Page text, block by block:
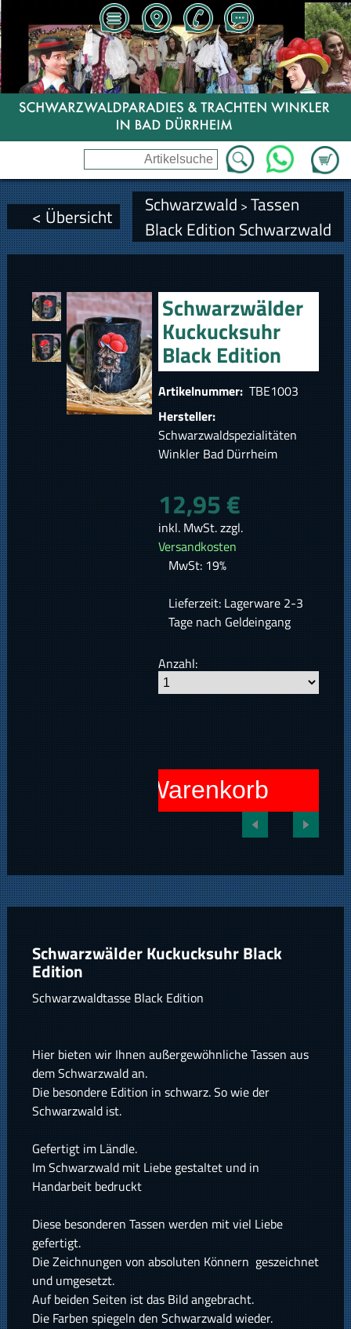
Zum
WhatsApp
< Übersicht Schwarzwald > Tassen
Black Edition Schwarzwald
Schwarzwälder
Kuckucksuhr
Black Edition
Artikelnummer: TBE1003
Hersteller:
Schwarzwaldspezialitäten
Winkler Bad Dürrheim
12,95 €
inkl. MwSt. zzgl.
Versandkosten
MwSt: 19%
Lieferzeit: Lagerware 2-3
Tage nach Geldeingang
Anzahl:
In den Warenkorb
Schwarzwälder Kuckucksuhr Black
Edition
Schwarzwaldtasse Black Edition
Hier bieten wir Ihnen außergewöhnliche Tassen aus
dem Schwarzwald an.
Die besondere Edition in schwarz. So wie der
Schwarzwald ist.
Gefertigt im Ländle.
Im Schwarzwald mit Liebe gestaltet und in
Handarbeit bedruckt
Diese besonderen Tassen werden mit viel Liebe
gefertigt.
Die Zeichnungen von absoluten Könnern geszeichnet
und umgesetzt.
Auf beiden Seiten ist das Bild angebracht.
Die Farben spiegeln den Schwarzwald wieder.